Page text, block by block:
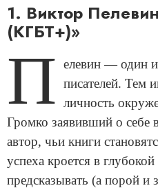
1. Виктор
(КГБТ+)»
П елевин — один
писателей. Тем
личность
Громко заявивший о себе
автор, чьи книги
успеха кроется в
предсказывать (а порой и